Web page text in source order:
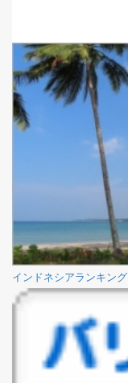
インドネシアランキング